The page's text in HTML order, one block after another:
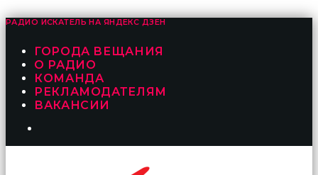
РАДИО ИСКАТЕЛЬ НА ЯНДЕКС ДЗЕН
ГОРОДА ВЕЩАНИЯ
О РАДИО
КОМАНДА
РЕКЛАМОДАТЕЛЯМ
ВАКАНСИИ